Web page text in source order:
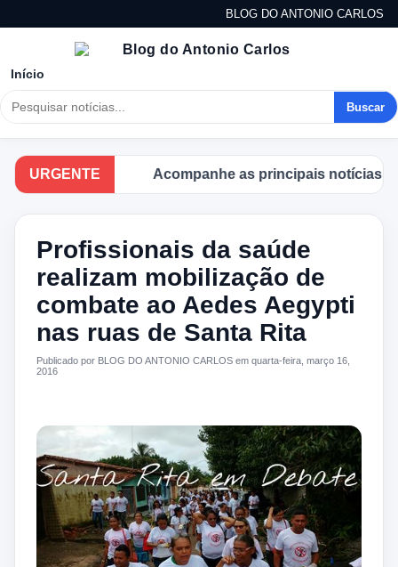
BLOG DO ANTONIO CARLOS
Início
Buscar
URGENTE Acompanhe as principais notícias no
Profissionais da saúde
realizam mobilização de
combate ao Aedes Aegypti
nas ruas de Santa Rita
Publicado por BLOG DO ANTONIO CARLOS em quarta-feira, março 16,
2016